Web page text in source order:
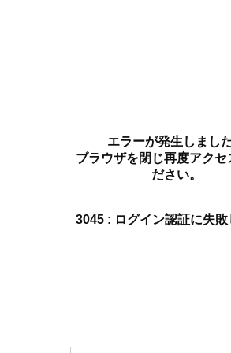
エラーが発生しました
ブラウザを閉じ再度アクセ
ださい。
3045 : ログイン認証に失敗